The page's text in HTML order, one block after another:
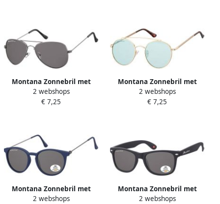
Montana Zonnebril met
smoke glas staalkleurig
2 webshops
€ 7,25
Montana Zonnebril met
lichtgroen glas en metalen
pootje goud
2 webshops
€ 7,25
Montana Zonnebril met
smoke gepolariseerd rond
2 webshops
Montana Zonnebril met
smoke gepolariseerd glas
2 webshops